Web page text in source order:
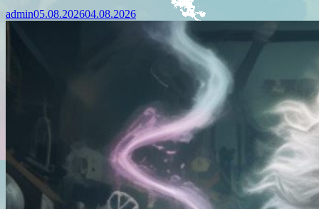
admin05.08.202604.08.2026